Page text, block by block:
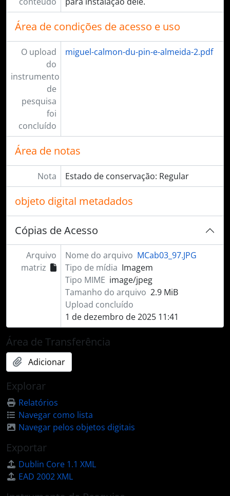
Área de condições de acesso e uso
O upload
do
instrumento
de
pesquisa
foi
concluído
miguel-calmon-du-pin-e-almeida-2.pdf
Área de notas
Nota Estado de conservação: Regular
objeto digital metadados
Cópias de Acesso
Arquivo
matriz
Nome do arquivo MCab03_97.JPG
Tipo de mídia Imagem
Tipo MIME image/jpeg
Tamanho do arquivo 2.9 MiB
Upload concluído
1 de dezembro de 2025 11:41
Área de Transferência
Adicionar
Explorar
Relatórios
Navegar como lista
Navegar pelos objetos digitais
Exportar
Dublin Core 1.1 XML
EAD 2002 XML